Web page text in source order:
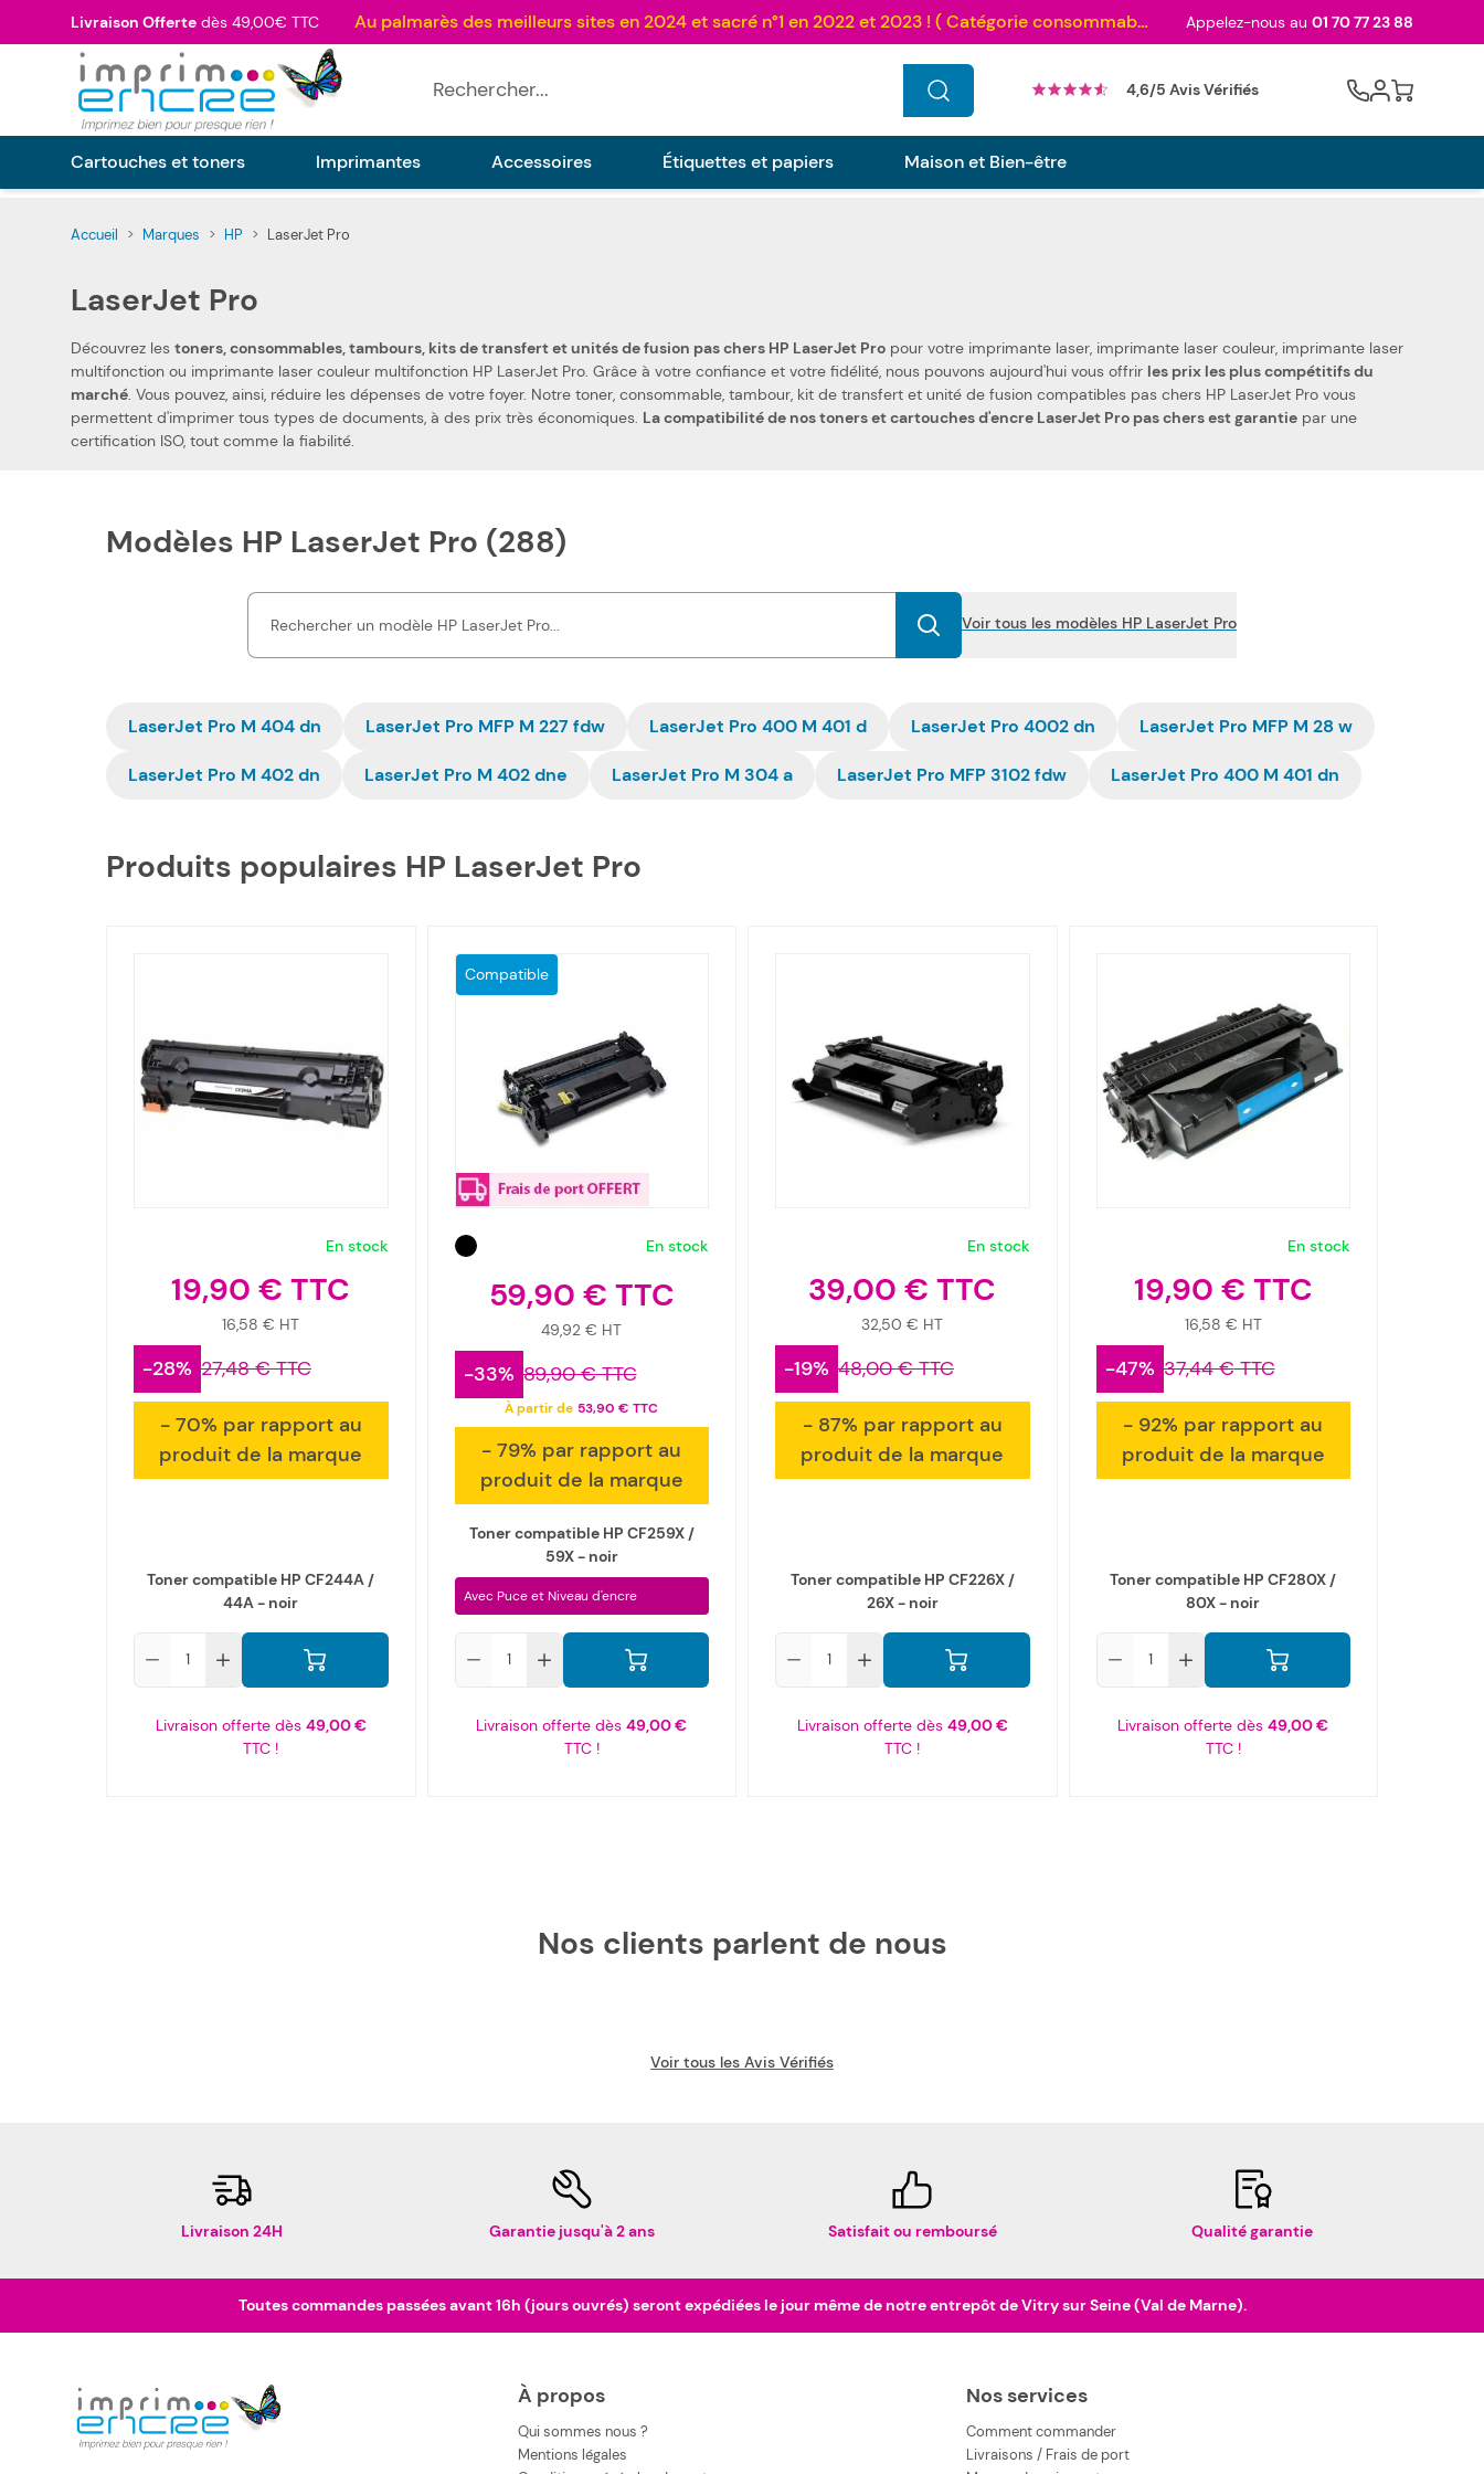
Livraison Offerte dès 49,00€ TTC Au palmarès des meilleurs sites en 2024 et sacré n°1 en 2022 et 2023 ! ( Catégorie consommables) Appelez-nous au 01 70 77 23 88
4,6/5 Avis Vérifiés Cart
Cartouches et toners Imprimantes Accessoires Étiquettes et papiers Maison et Bien-être
Accueil > Marques > HP > LaserJet Pro
LaserJet Pro
Découvrez les toners, consommables, tambours, kits de transfert et unités de fusion pas chers HP LaserJet Pro pour votre imprimante laser, imprimante laser couleur, imprimante laser
multifonction ou imprimante laser couleur multifonction HP LaserJet Pro. Grâce à votre confiance et votre fidélité, nous pouvons aujourd'hui vous offrir les prix les plus compétitifs du
marché. Vous pouvez, ainsi, réduire les dépenses de votre foyer. Notre toner, consommable, tambour, kit de transfert et unité de fusion compatibles pas chers HP LaserJet Pro vous
permettent d'imprimer tous types de documents, à des prix très économiques. La compatibilité de nos toners et cartouches d'encre LaserJet Pro pas chers est garantie par une
certification ISO, tout comme la fiabilité.
Modèles HP LaserJet Pro (288)
Voir tous les modèles HP LaserJet Pro
LaserJet Pro M 404 dn LaserJet Pro MFP M 227 fdw LaserJet Pro 400 M 401 d LaserJet Pro 4002 dn LaserJet Pro MFP M 28 w
LaserJet Pro M 402 dn LaserJet Pro M 402 dne LaserJet Pro M 304 a LaserJet Pro MFP 3102 fdw LaserJet Pro 400 M 401 dn
Produits populaires HP LaserJet Pro
En stock
19,90 €
16,58 €
-28% 27,48 €
- 70% par rapport au
produit de la marque
Toner compatible HP CF244A /
44A - noir
Livraison offerte dès 49,00 €
TTC !
Compatible
En stock
59,90 €
49,92 €
-33% 89,90 €
À partir de 53,90 €
- 79% par rapport au
produit de la marque
Toner compatible HP CF259X /
59X - noir
Avec Puce et Niveau d'encre
Livraison offerte dès49,00 €
TTC !
En stock
39,00 €
32,50 €
-19% 48,00 €
- 87% par rapport au
produit de la marque
Toner compatible HP CF226X /
26X - noir
Livraison offerte dès 49,00 €
TTC !
En stock
19,90 €
16,58 €
-47% 37,44 €
- 92% par rapport au
produit de la marque
Toner compatible HP CF280X /
80X - noir
Livraison offerte dès49,00 €
TTC !
Nos clients parlent de nous
Voir tous les Avis Vérifiés
Livraison 24H Garantie jusqu'à 2 ans Satisfait ou remboursé Qualité garantie
Toutes commandes passées avant 16h (jours ouvrés) seront expédiées le jour même de notre entrepôt de Vitry sur Seine (Val de Marne).
À propos
Qui sommes nous ?
Mentions légales
Nos services
Comment commander
Livraisons / Frais de port